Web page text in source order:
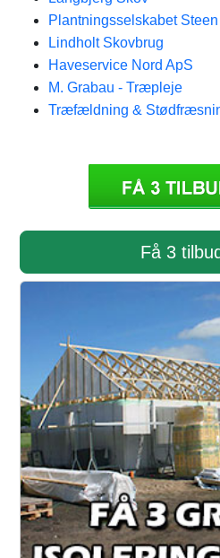
Plantningsselskabet
Lindholt Skovbrug
Haveservice Nord ApS
M. Grabau - Træpleje
Træfældning &
Få 3